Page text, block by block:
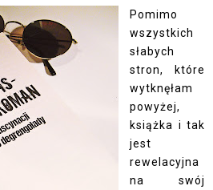
Pomimo
wszystkich
słabych
stron, które
wytknęłam
powyżej,
książka i tak
jest
rewelacyjna
na swój